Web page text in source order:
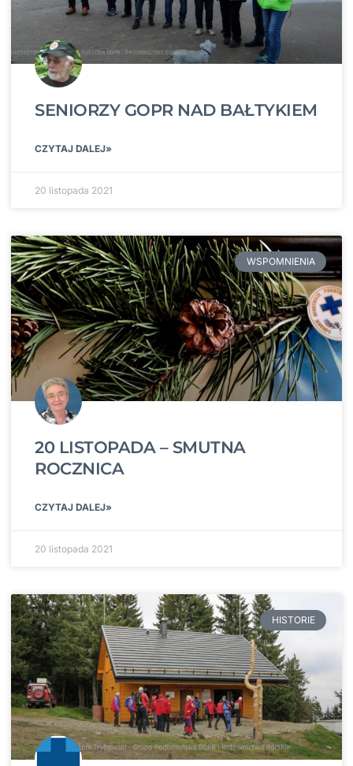
SENIORZY GOPR NAD BAŁTYKIEM
CZYTAJ DALEJ»
20 listopada 2021
WSPOMNIENIA
20 LISTOPADA – SMUTNA
ROCZNICA
CZYTAJ DALEJ»
20 listopada 2021
HISTORIE